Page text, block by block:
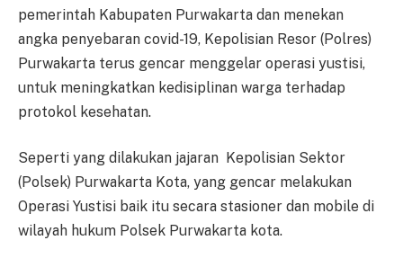
pemerintah Kabupaten Purwakarta dan menekan
angka penyebaran covid-19, Kepolisian Resor (Polres)
Purwakarta terus gencar menggelar operasi yustisi,
untuk meningkatkan kedisiplinan warga terhadap
protokol kesehatan.
Seperti yang dilakukan jajaran Kepolisian Sektor
(Polsek) Purwakarta Kota, yang gencar melakukan
Operasi Yustisi baik itu secara stasioner dan mobile di
wilayah hukum Polsek Purwakarta kota.